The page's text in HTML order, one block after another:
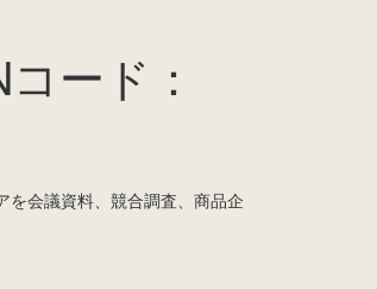
ード：
を会議資料、競合調査、商品企